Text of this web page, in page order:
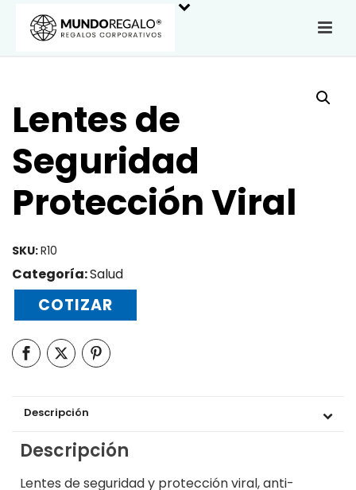
Lentes de
Seguridad
Protección Viral
SKU:R10
Categoría:Salud
COTIZAR
Descripción
Descripción
Lentes de seguridad y protección viral, anti-